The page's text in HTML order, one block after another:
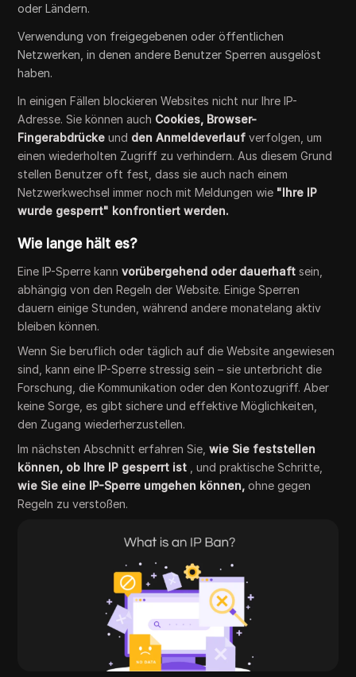
oder Ländern.
Verwendung von freigegebenen oder öffentlichen
Netzwerken, in denen andere Benutzer Sperren ausgelöst
haben.
In einigen Fällen blockieren Websites nicht nur Ihre IP-
Adresse. Sie können auch Cookies, Browser-
Fingerabdrücke und den Anmeldeverlauf verfolgen, um
einen wiederholten Zugriff zu verhindern. Aus diesem Grund
stellen Benutzer oft fest, dass sie auch nach einem
Netzwerkwechsel immer noch mit Meldungen wie "Ihre IP
wurde gesperrt" konfrontiert werden.
Wie lange hält es?
Eine IP-Sperre kannvorübergehend oder dauerhaft sein,
abhängig von den Regeln der Website. Einige Sperren
dauern einige Stunden, während andere monatelang aktiv
bleiben können.
Wenn Sie beruflich oder täglich auf die Website angewiesen
sind, kann eine IP-Sperre stressig sein – sie unterbricht die
Forschung, die Kommunikation oder den Kontozugriff. Aber
keine Sorge, es gibt sichere und effektive Möglichkeiten,
den Zugang wiederherzustellen.
Im nächsten Abschnitt erfahren Sie,wie Sie feststellen
können, ob Ihre IP gesperrt ist , und praktische Schritte,
wie Sie eine IP-Sperre umgehen können, ohne gegen
Regeln zu verstoßen.